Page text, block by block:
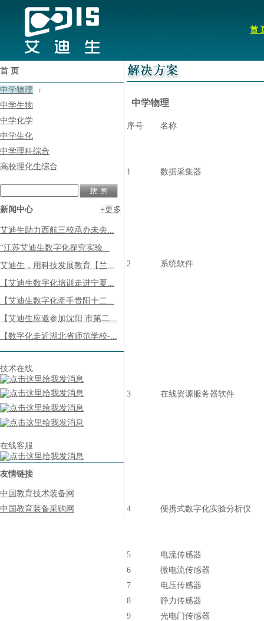
首
首 页
中学物理
中学生物
中学化学
中学生化
中学理科综合
高校理化生综合
新闻中心 +更多
艾迪生助力西航三校承办未央...
“江苏艾迪生数字化探究实验...
艾迪生，用科技发展教育【兰...
【艾迪生数字化培训走进宁夏...
【艾迪生数字化牵手贵阳十二...
【艾迪生应邀参加沈阳 市第二...
【数字化走近湖北省师范学校-...
技术在线
在线客服
友情链接
中国教育技术装备网
中国教育装备采购网
中学物理
序号 名称
1 数据采集器
2 系统软件
3 在线资源服务器软件
4 便携式数字化实验分析仪
5
电流传感器
6
微电流传感器
7
电压传感器
8
静力传感器
9
光电门传感器